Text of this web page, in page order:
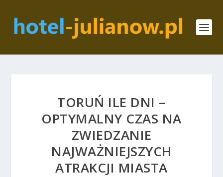
TORUŃ ILE DNI –
OPTYMALNY CZAS NA
ZWIEDZANIE
NAJWAŻNIEJSZYCH
ATRAKCJI MIASTA